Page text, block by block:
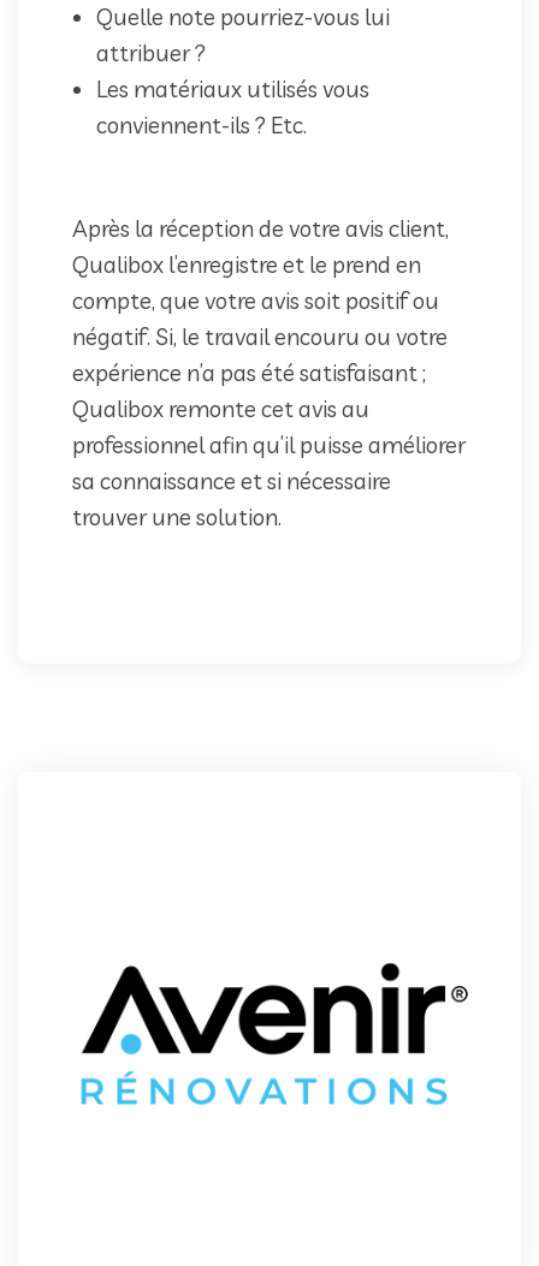
Quelle note pourriez-vous lui
attribuer ?
Les matériaux utilisés vous
conviennent-ils ? Etc.
Après la réception de votre avis client,
Qualibox l’enregistre et le prend en
compte, que votre avis soit positif ou
négatif. Si, le travail encouru ou votre
expérience n’a pas été satisfaisant ;
Qualibox remonte cet avis au
professionnel afin qu’il puisse améliorer
sa connaissance et si nécessaire
trouver une solution.